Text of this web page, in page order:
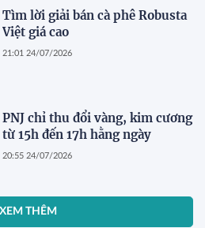
Tìm lời giải bán cà phê Robusta
Việt giá cao
21:01 24/07/2026
PNJ chỉ thu đổi vàng, kim cương
từ 15h đến 17h hằng ngày
20:55 24/07/2026
XEM THÊM